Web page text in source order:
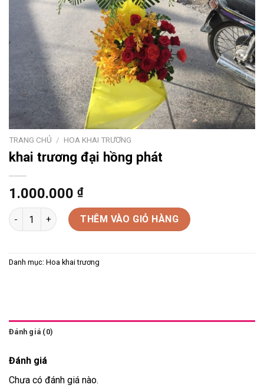
TRANG CHỦ / HOA KHAI TRƯƠNG
khai trương đại hồng phát
1.000.000 ₫
khai trương đại hồng phát số lượng
THÊM VÀO GIỎ HÀNG
Danh mục: Hoa khai trương
Đánh giá (0)
Đánh giá
Chưa có đánh giá nào.